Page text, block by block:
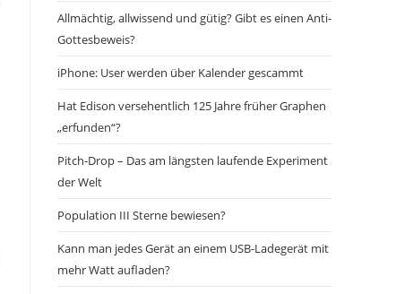
Allmächtig, allwissend und gütig? Gibt es einen Anti-
Gottesbeweis?
iPhone: User werden über Kalender gescammt
Hat Edison versehentlich 125 Jahre früher Graphen
„erfunden“?
Pitch-Drop – Das am längsten laufende Experiment
der Welt
Population III Sterne bewiesen?
Kann man jedes Gerät an einem USB-Ladegerät mit
mehr Watt aufladen?